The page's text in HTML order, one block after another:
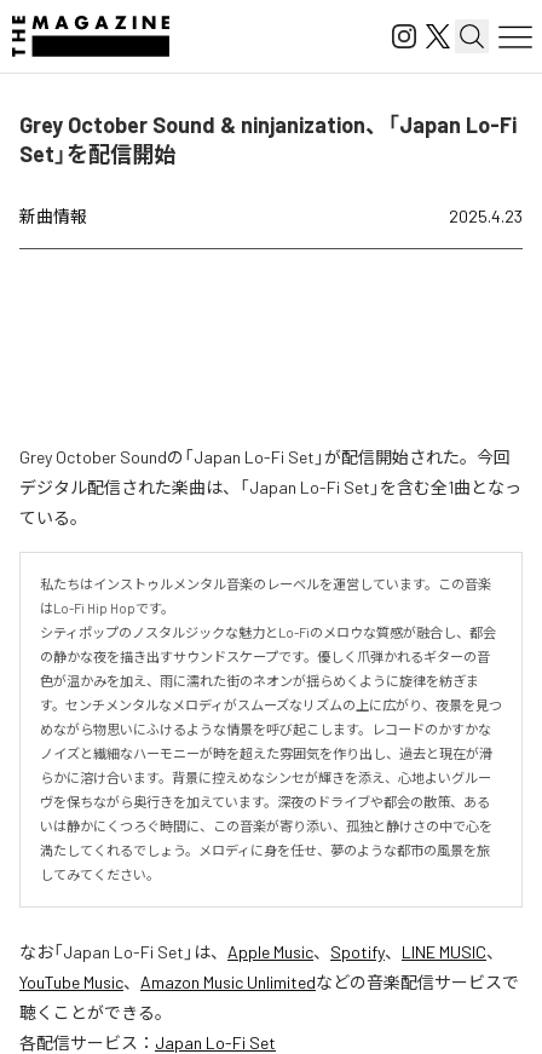
Grey October Sound & ninjanization、「Japan Lo-Fi
Set」を配信開始
新曲情報 2025.4.23
Grey October Soundの「Japan Lo-Fi Set」が配信開始された。今回
デジタル配信された楽曲は、「Japan Lo-Fi Set」を含む全1曲となっ
ている。
私たちはインストゥルメンタル音楽のレーベルを運営しています。この音楽
はLo-Fi Hip Hopです。
シティポップのノスタルジックな魅力とLo-Fiのメロウな質感が融合し、都会
の静かな夜を描き出すサウンドスケープです。優しく爪弾かれるギターの音
色が温かみを加え、雨に濡れた街のネオンが揺らめくように旋律を紡ぎま
す。センチメンタルなメロディがスムーズなリズムの上に広がり、夜景を見つ
めながら物思いにふけるような情景を呼び起こします。レコードのかすかな
ノイズと繊細なハーモニーが時を超えた雰囲気を作り出し、過去と現在が滑
らかに溶け合います。背景に控えめなシンセが輝きを添え、心地よいグルー
ヴを保ちながら奥行きを加えています。深夜のドライブや都会の散策、ある
いは静かにくつろぐ時間に、この音楽が寄り添い、孤独と静けさの中で心を
満たしてくれるでしょう。メロディに身を任せ、夢のような都市の風景を旅
してみてください。
なお「Japan Lo-Fi Set 」は、 Apple Music、 Spotify、 LINE MUSIC、
YouTube Music、 Amazon Music Unlimitedなどの音楽配信サービスで
聴くことができる。
各配信サービス： Japan Lo-Fi Set